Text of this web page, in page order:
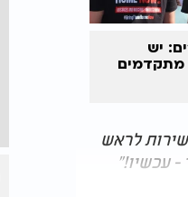
יש
מתקדמים
לראש
עכשיו!"